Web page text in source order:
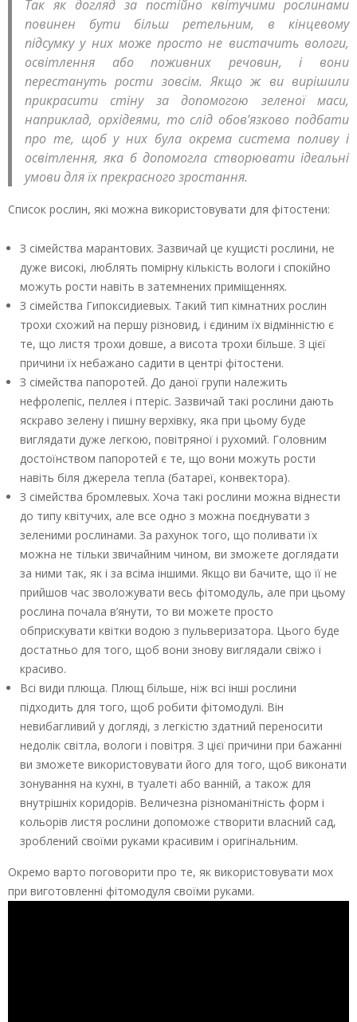
Так як догляд за постійно квітучими рослинами
повинен бути більш ретельним, в кінцевому
підсумку у них може просто не вистачить вологи,
освітлення або поживних речовин, і вони
перестануть рости зовсім. Якщо ж ви вирішили
прикрасити стіну за допомогою зеленої маси,
наприклад, орхідеями, то слід обов’язково подбати
про те, щоб у них була окрема система поливу і
освітлення, яка б допомогла створювати ідеальні
умови для їх прекрасного зростання.
Список рослин, які можна використовувати для фітостени:
З сімейства марантових. Зазвичай це кущисті рослини, не
дуже високі, люблять помірну кількість вологи і спокійно
можуть рости навіть в затемнених приміщеннях.
З сімейства Гипоксидиевых. Такий тип кімнатних рослин
трохи схожий на першу різновид, і єдиним їх відмінністю є
те, що листя трохи довше, а висота трохи більше. З цієї
причини їх небажано садити в центрі фітостени.
З сімейства папоротей. До даної групи належить
нефролепіс, пеллея і птеріс. Зазвичай такі рослини дають
яскраво зелену і пишну верхівку, яка при цьому буде
виглядати дуже легкою, повітряної і рухомий. Головним
достоїнством папоротей є те, що вони можуть рости
навіть біля джерела тепла (батареї, конвектора).
З сімейства бромлевых. Хоча такі рослини можна віднести
до типу квітучих, але все одно з можна поєднувати з
зеленими рослинами. За рахунок того, що поливати їх
можна не тільки звичайним чином, ви зможете доглядати
за ними так, як і за всіма іншими. Якщо ви бачите, що її не
прийшов час зволожувати весь фітомодуль, але при цьому
рослина почала в’янути, то ви можете просто
обприскувати квітки водою з пульверизатора. Цього буде
достатньо для того, щоб вони знову виглядали свіжо і
красиво.
Всі види плюща. Плющ більше, ніж всі інші рослини
підходить для того, щоб робити фітомодулі. Він
невибагливий у догляді, з легкістю здатний переносити
недолік світла, вологи і повітря. З цієї причини при бажанні
ви зможете використовувати його для того, щоб виконати
зонування на кухні, в туалеті або ванній, а також для
внутрішніх коридорів. Величезна різноманітність форм і
кольорів листя рослини допоможе створити власний сад,
зроблений своїми руками красивим і оригінальним.
Окремо варто поговорити про те, як використовувати мох
при виготовленні фітомодуля своїми руками.